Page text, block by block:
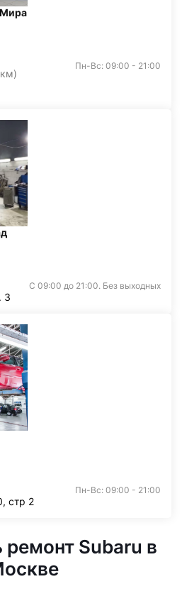
Мира
Пн-Вс: 09:00 - 21:00
С 09:00 до 21:00. Без выходных
3
Пн-Вс: 09:00 - 21:00
стр 2
ремонт Subaru в